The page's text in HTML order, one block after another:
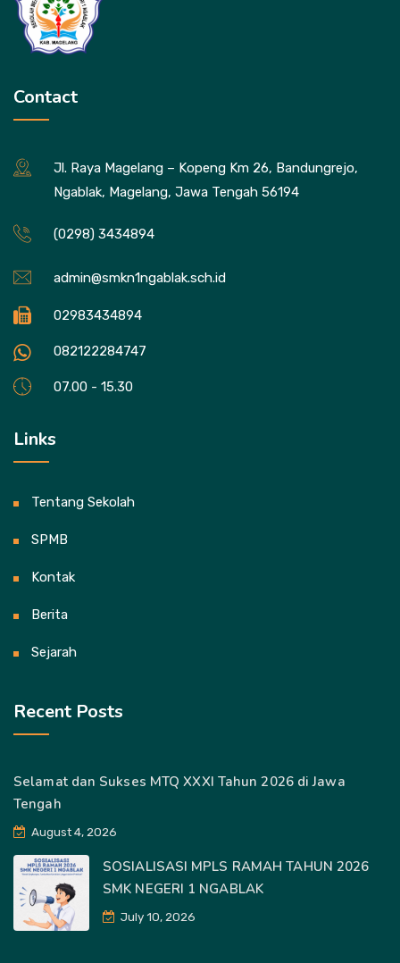
Contact
Jl. Raya Magelang – Kopeng Km 26, Bandungrejo,
Ngablak, Magelang, Jawa Tengah 56194
(0298) 3434894
admin@smkn1ngablak.sch.id
02983434894
082122284747
07.00 - 15.30
Links
Tentang Sekolah
SPMB
Kontak
Berita
Sejarah
Recent Posts
Selamat dan Sukses MTQ XXXI Tahun 2026 di Jawa
Tengah
August 4, 2026
SOSIALISASI MPLS RAMAH TAHUN 2026
SMK NEGERI 1 NGABLAK
July 10, 2026